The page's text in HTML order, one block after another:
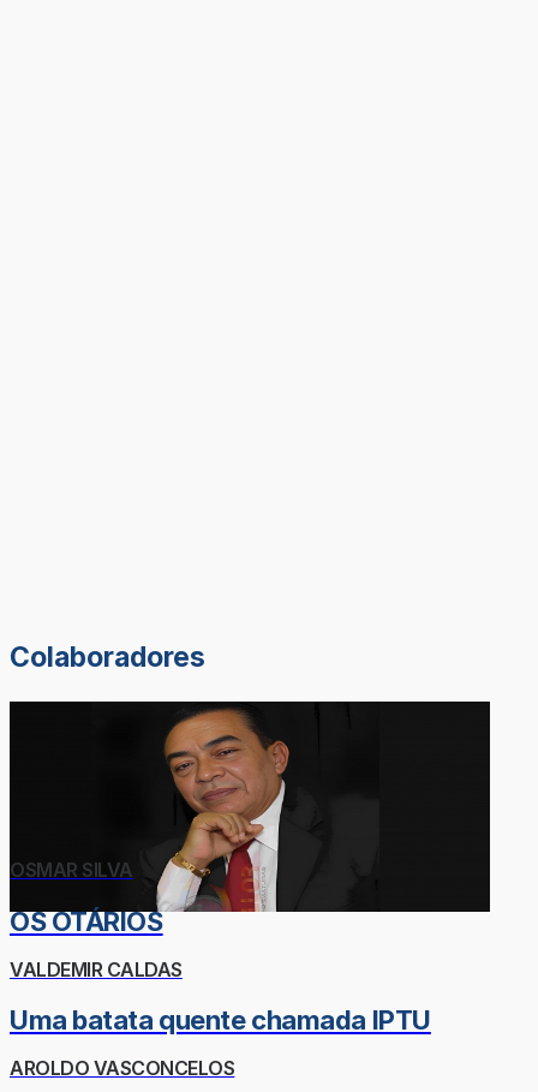
Colaboradores
OSMAR SILVA
OS OTÁRIOS
VALDEMIR CALDAS
Uma batata quente chamada IPTU
AROLDO VASCONCELOS